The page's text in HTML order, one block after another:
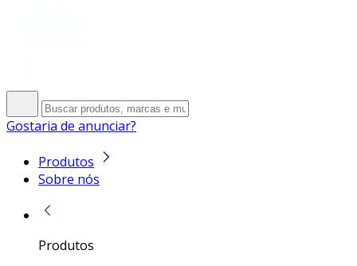
Gostaria de anunciar?
Produtos
Sobre nós
Produtos